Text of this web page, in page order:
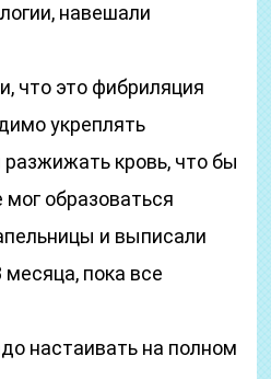
навешали
что это фибриляция
укреплять
кровь, что бы
образоваться
и выписали
пока все
настаивать на полном